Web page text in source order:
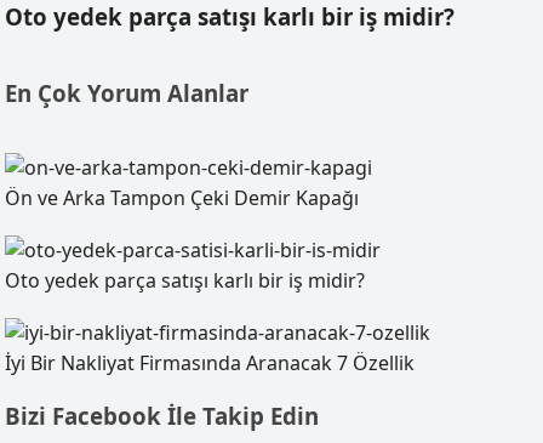
Oto yedek parça satışı karlı bir iş midir?
En Çok Yorum Alanlar
Ön ve Arka Tampon Çeki Demir Kapağı
Oto yedek parça satışı karlı bir iş midir?
İyi Bir Nakliyat Firmasında Aranacak 7 Özellik
Bizi Facebook İle Takip Edin